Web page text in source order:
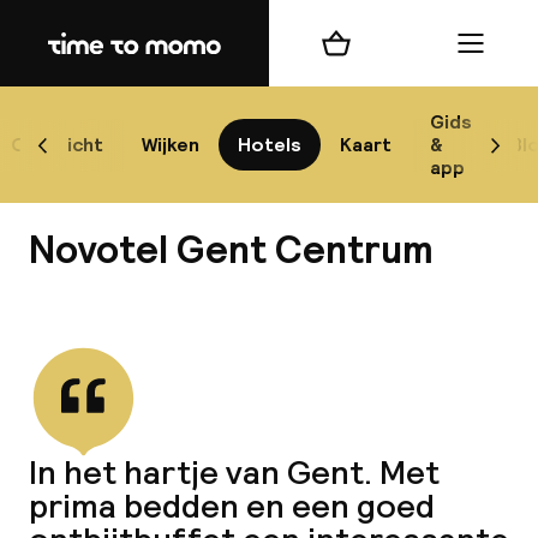
Home
Overzicht Wijken Hotels Kaart
Gids
&
app
Scroll naar links
Winkelmand Menu
Novotel Gent Centrum
In het hartje van Gent. Met
prima bedden en een goed